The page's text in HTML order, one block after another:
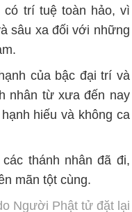
có trí tuệ toàn hảo, vì
sâu xa đối với những
của bậc đại trí và
nhân từ xưa đến nay
hiếu và không ca
thánh nhân đã đi,
mãn tột cùng.
Người Phật tử đặt lại